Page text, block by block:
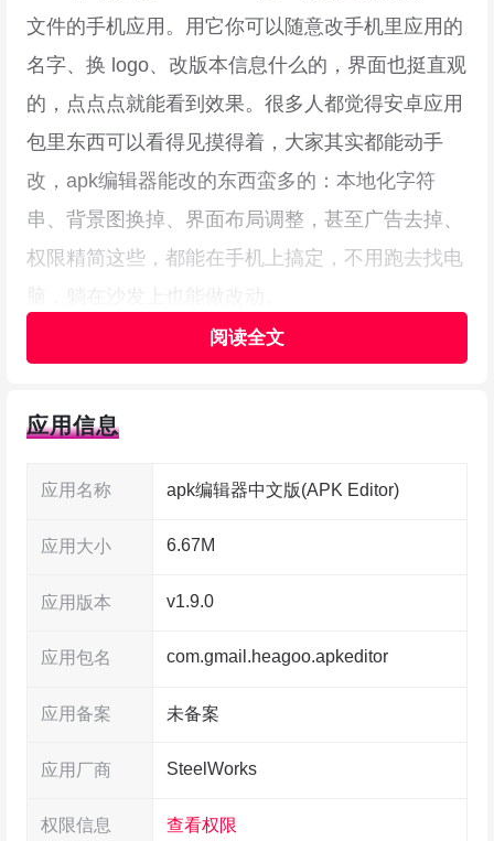
文件的手机应用。用它你可以随意改手机里应用的
名字、换 logo、改版本信息什么的，界面也挺直观
的，点点点就能看到效果。很多人都觉得安卓应用
包里东西可以看得见摸得着，大家其实都能动手
改，apk编辑器能改的东西蛮多的：本地化字符
串、背景图换掉、界面布局调整，甚至广告去掉、
权限精简这些，都能在手机上搞定，不用跑去找电
而且 APK 编辑器里集成了 apktool、dex2jar
果你手机里没有 APK 文件，也可以直接从已装的
个反编译然后重建；SIMPLE EDIT 模式则更轻
apk编辑器手机版功能介绍
1、内置文本编辑器、图片浏览器、音乐播放
器、字体预览器和脚本执行器，基本需要的都在手
应用信息
应用名称 apk编辑器中文版(APK Editor)
应用大小 6.67M
应用版本 v1.9.0
应用包名 com.gmail.heagoo.apkeditor
应用备案 未备案
应用厂商 SteelWorks
权限信息 查看权限